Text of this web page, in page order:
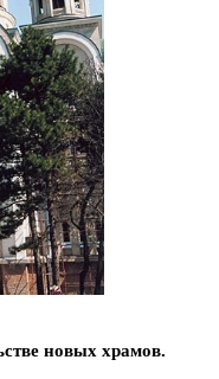
новых храмов.